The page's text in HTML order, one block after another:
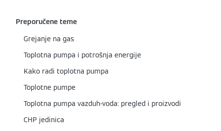
Preporučene teme
Grejanje na gas
Toplotna pumpa i potrošnja energije
Kako radi toplotna pumpa
Toplotne pumpe
Toplotna pumpa vazduh-voda: pregled i proizvodi
CHP jedinica